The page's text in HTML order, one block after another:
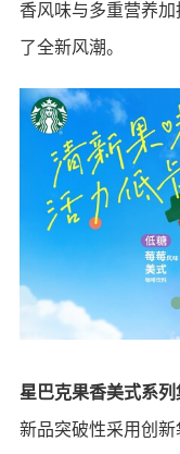
香风味与多重营养
了全新风潮。
星巴克果香美式系列
新品突破性采用创